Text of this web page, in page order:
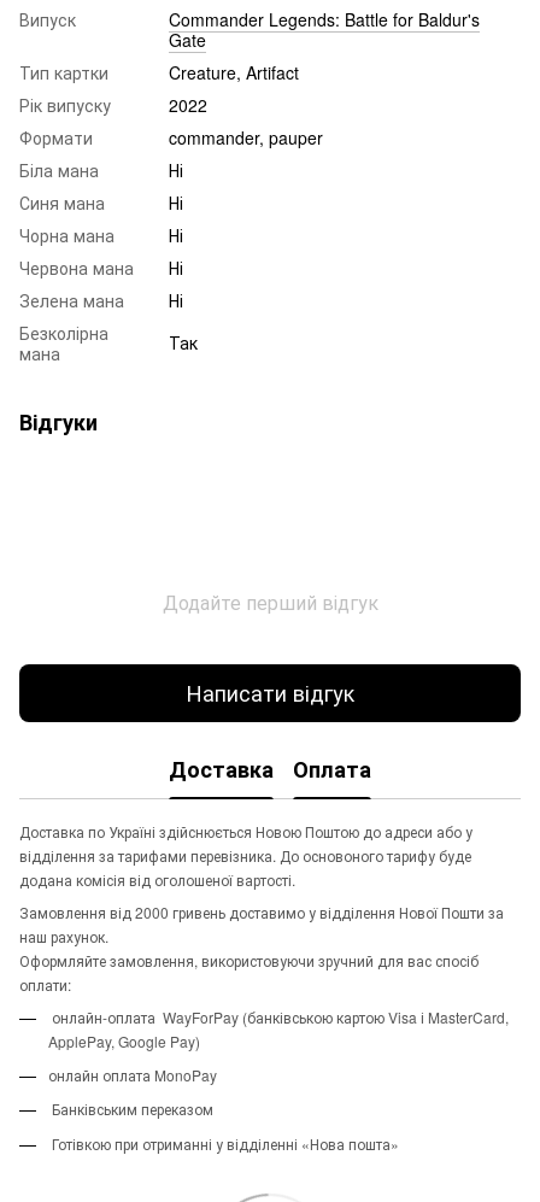
Випуск
Commander Legends: Battle for Baldur's
Gate
Тип картки
Creature, Artifact
Рік випуску
2022
Формати
commander, pauper
Біла мана
Ні
Синя мана
Ні
Чорна мана
Ні
Червона мана
Ні
Зелена мана
Ні
Безколірна
мана
Так
Відгуки
Додайте перший відгук
Написати відгук
Доставка Оплата
Доставка по Україні здійснюється Новою Поштою до адреси або у
відділення за тарифами перевізника. До основоного тарифу буде
додана комісія від оголошеної вартості.
Замовлення від 2000 гривень доставимо у відділення Нової Пошти за
наш рахунок.
Оформляйте замовлення, використовуючи зручний для вас спосіб
оплати:
онлайн-оплата WayForPay (банківською картою Visa і MasterCard,
ApplePay, Google Pay)
онлайн оплата MonoPay
Банківським переказом
Готівкою при отриманні у відділенні «Нова пошта»